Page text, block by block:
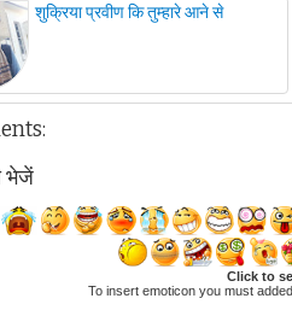
शुक्रिया प्रवीण कि तुम्हारे आने से
भेजें
Click to
To insert emoticon you must